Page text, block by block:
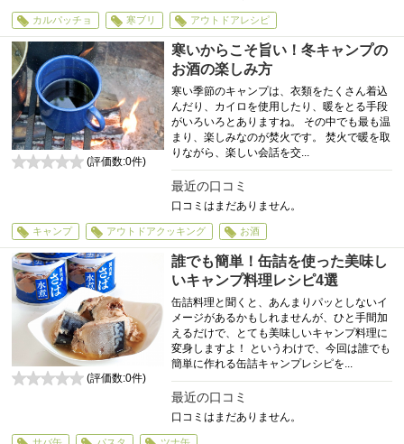
カルパッチョ 寒ブリ アウトドアレシピ
寒いからこそ旨い！冬キャンプの
お酒の楽しみ方
寒い季節のキャンプは、衣類をたくさん着込
んだり、カイロを使用したり、暖をとる手段
がいろいろとありますね。 その中でも最も温
まり、楽しみなのが焚火です。 焚火で暖を取
りながら、楽しい会話を交...
最近の口コミ
口コミはまだありません。
(評価数:0件)
キャンプ アウトドアクッキング お酒
誰でも簡単！缶詰を使った美味し
いキャンプ料理レシピ4選
缶詰料理と聞くと、あんまりパッとしないイ
メージがあるかもしれませんが、ひと手間加
えるだけで、とても美味しいキャンプ料理に
変身しますよ！ というわけで、今回は誰でも
簡単に作れる缶詰キャンプレシピを...
最近の口コミ
口コミはまだありません。
(評価数:0件)